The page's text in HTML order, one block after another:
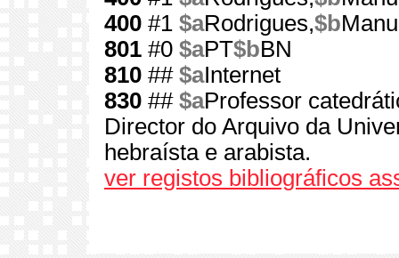
400 #1 $aRodrigues,$b
801 #0 $aPT$bBN
810 ## $aInternet
830 ## $aProfessor
Director do Arquivo da
hebraísta e arabista.
ver registos bibliográficos